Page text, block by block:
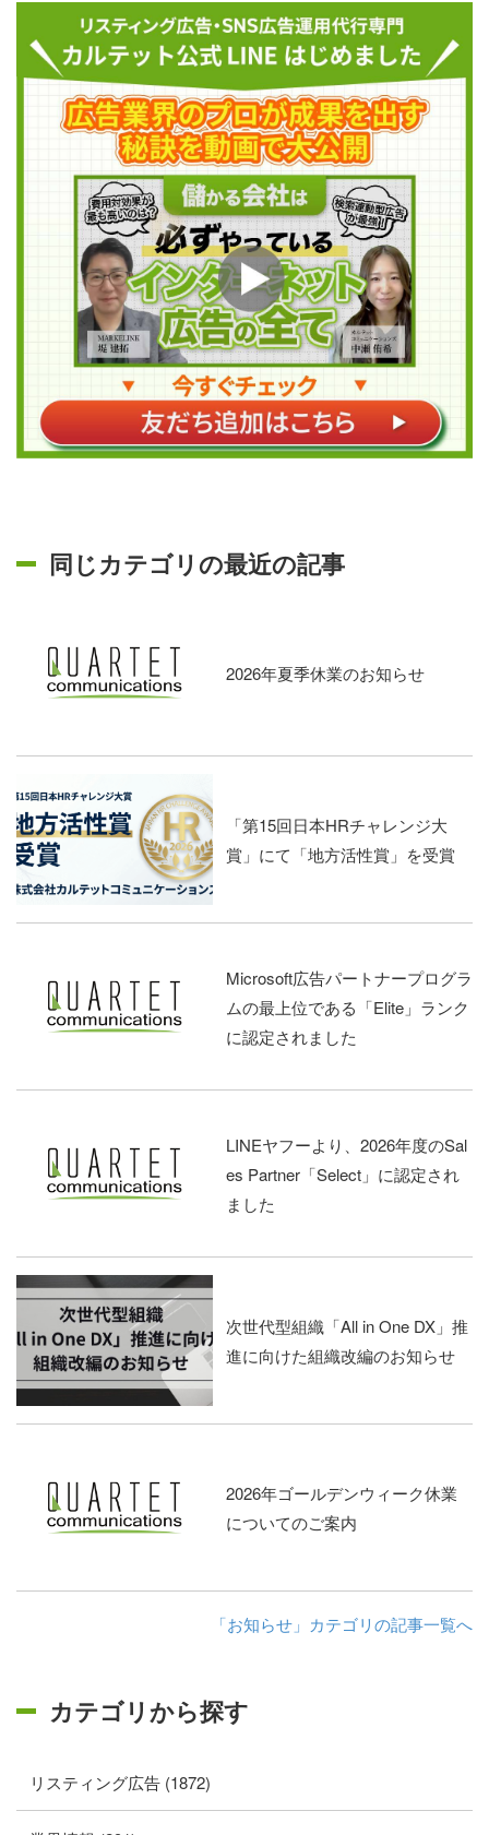
同じカテゴリの最近の記事
2026年夏季休業のお知らせ
「第15回日本HRチャレンジ大
賞」にて「地方活性賞」を受賞
Microsoft広告パートナープログラ
ムの最上位である「Elite」ランク
に認定されました
LINEヤフーより、2026年度のSal
es Partner「Select」に認定され
ました
次世代型組織「All in One DX」推
進に向けた組織改編のお知らせ
2026年ゴールデンウィーク休業
についてのご案内
「お知らせ」カテゴリの記事一覧へ
カテゴリから探す
リスティング広告 (1872)